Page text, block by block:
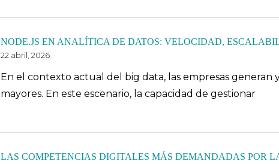
NODE.JS EN ANALÍTICA DE DATOS: VELOCIDAD,
22 abril, 2026
En el contexto actual del big data, las empresas
mayores. En este escenario, la capacidad de gestionar
LAS COMPETENCIAS DIGITALES MÁS DEMANDADAS POR